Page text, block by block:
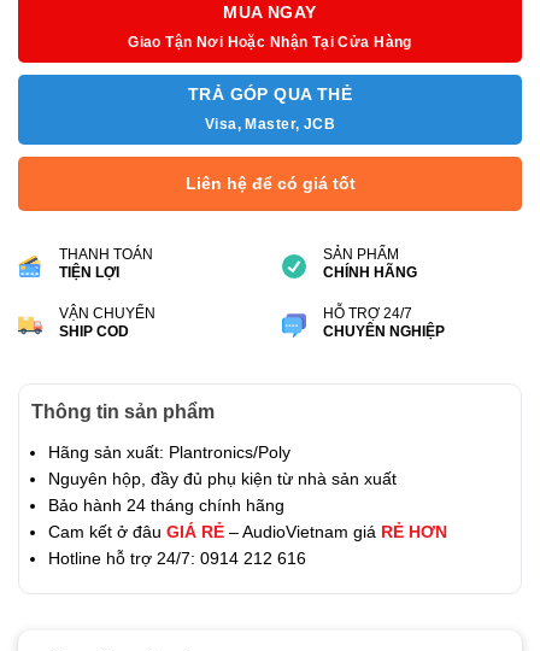
MUA NGAY
Giao Tận Nơi Hoặc Nhận Tại Cửa Hàng
TRẢ GÓP QUA THẺ
Visa, Master, JCB
Liên hệ để có giá tốt
THANH TOÁN
TIỆN LỢI
SẢN PHẨM
CHÍNH HÃNG
VẬN CHUYỂN
SHIP COD
HỖ TRỢ 24/7
CHUYÊN NGHIỆP
Thông tin sản phẩm
Hãng sản xuất: Plantronics/Poly
Nguyên hộp, đầy đủ phụ kiện từ nhà sản xuất
Bảo hành 24 tháng chính hãng
Cam kết ở đâu GIÁ RẺ – AudioVietnam giá RẺ HƠN
Hotline hỗ trợ 24/7: 0914 212 616